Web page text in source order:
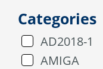
Categories
AD2018-1
AMIGA